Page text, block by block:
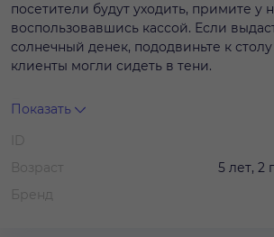
посетители будут уходить, примите у
воспользовавшись кассой. Если
солнечный денек, пододвиньте к
клиенты могли сидеть в тени.
Двери кондитерской, а также створку
Столы и стулья можно двигать и
удобном для вас месте.
Показать
ID
Возраст
5 лет, 2
Бренд